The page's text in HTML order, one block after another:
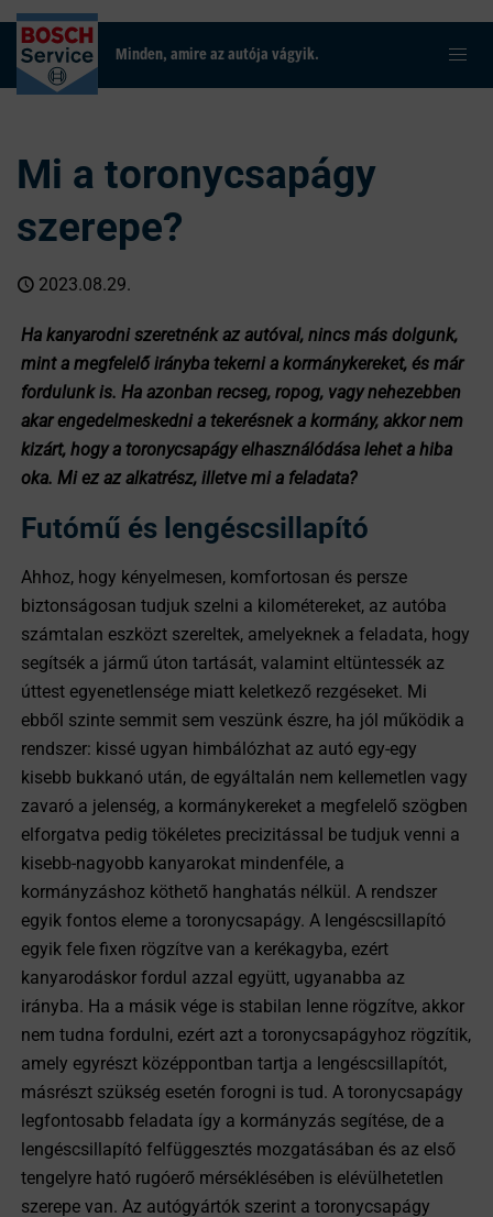
Minden, amire az autója vágyik.
Mi a toronycsapágy
szerepe?
2023.08.29.
Ha kanyarodni szeretnénk az autóval, nincs más dolgunk,
mint a megfelelő irányba tekerni a kormánykereket, és már
fordulunk is. Ha azonban recseg, ropog, vagy nehezebben
akar engedelmeskedni a tekerésnek a kormány, akkor nem
kizárt, hogy a toronycsapágy elhasználódása lehet a hiba
oka. Mi ez az alkatrész, illetve mi a feladata?
Futómű és lengéscsillapító
Ahhoz, hogy kényelmesen, komfortosan és persze
biztonságosan tudjuk szelni a kilométereket, az autóba
számtalan eszközt szereltek, amelyeknek a feladata, hogy
segítsék a jármű úton tartását, valamint eltüntessék az
úttest egyenetlensége miatt keletkező rezgéseket. Mi
ebből szinte semmit sem veszünk észre, ha jól működik a
rendszer: kissé ugyan himbálózhat az autó egy-egy
kisebb bukkanó után, de egyáltalán nem kellemetlen vagy
zavaró a jelenség, a kormánykereket a megfelelő szögben
elforgatva pedig tökéletes precizitással be tudjuk venni a
kisebb-nagyobb kanyarokat mindenféle, a
kormányzáshoz köthető hanghatás nélkül. A rendszer
egyik fontos eleme a toronycsapágy. A lengéscsillapító
egyik fele fixen rögzítve van a kerékagyba, ezért
kanyarodáskor fordul azzal együtt, ugyanabba az
irányba. Ha a másik vége is stabilan lenne rögzítve, akkor
nem tudna fordulni, ezért azt a toronycsapágyhoz rögzítik,
amely egyrészt középpontban tartja a lengéscsillapítót,
másrészt szükség esetén forogni is tud. A toronycsapágy
legfontosabb feladata így a kormányzás segítése, de a
lengéscsillapító felfüggesztés mozgatásában és az első
tengelyre ható rugóerő mérséklésében is elévülhetetlen
szerepe van. Az autógyártók szerint a toronycsapágy